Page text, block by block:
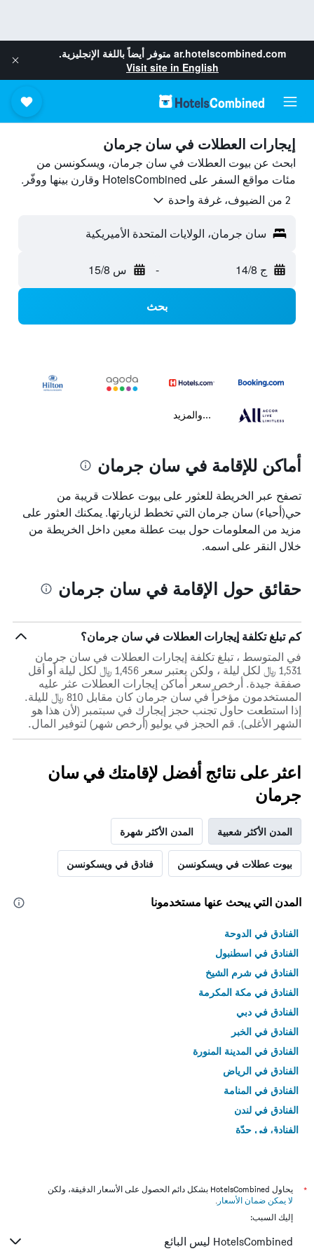
ar.hotelscombined.com متوفر أيضاً باللغة الإنجليزية.
Visit site in English
إيجارات العطلات في سان جرمان
ابحث عن بيوت العطلات في سان جرمان، ويسكونسن من
مئات مواقع السفر على HotelsCombined وقارن بينها ووفّر.
2 من الضيوف، غرفة واحدة
سان جرمان، الولايات المتحدة الأميريكية
ج 14/8 - س 15/8
بحث
...والمزيد
أماكن للإقامة في سان جرمان
تصفح عبر الخريطة للعثور على بيوت عطلات قريبة من
حي(أحياء) سان جرمان التي تخطط لزيارتها. يمكنك العثور على
مزيد من المعلومات حول بيت عطلة معين داخل الخريطة من
خلال النقر على اسمه.
حقائق حول الإقامة في سان جرمان
كم تبلغ تكلفة إيجارات العطلات في سان جرمان؟
في المتوسط ، تبلغ تكلفة إيجارات العطلات في سان جرمان
1,531 ﷼ لكل ليلة ، ولكن يعتبر سعر 1,456 ﷼ لكل ليلة أو أقل
صفقة جيدة. أرخص سعر أماكن إيجارات العطلات عثر عليه
المستخدمون مؤخراً في سان جرمان كان مقابل 810 ﷼ لليلة.
إذا استطعت حاول تجنب حجز إيجارك في سبتمبر (لأن هذا هو
الشهر الأغلى). قم الحجز في يوليو (أرخص شهر) لتوفير المال.
اعثر على نتائج أفضل لإقامتك في سان
جرمان
المدن الأكثر شعبية المدن الأكثر شهرة
بيوت عطلات في ويسكونسن فنادق في ويسكونسن
المدن التي يبحث عنها مستخدمونا
الفنادق في الدوحة
الفنادق في اسطنبول
الفنادق في شرم الشيخ
الفنادق في مكة المكرمة
الفنادق في دبي
الفنادق في الخبر
الفنادق في المدينة المنورة
الفنادق في الرياض
الفنادق في المنامة
الفنادق في لندن
الفنادق في جدّة
*
يحاول HotelsCombined بشكل دائم الحصول على الأسعار الدقيقة، ولكن
لا يمكن ضمان الأسعار .
إليك السبب:
HotelsCombined ليس البائع